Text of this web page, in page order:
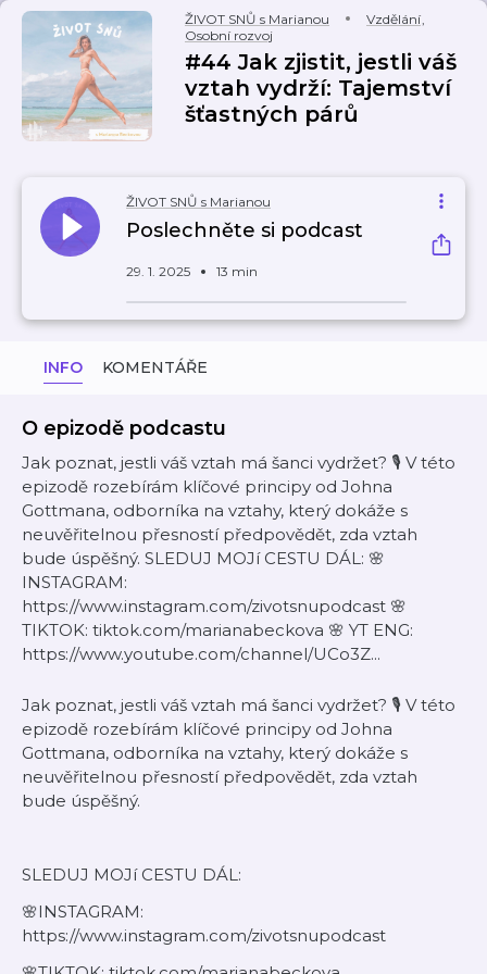
ŽIVOT SNŮ s Marianou Vzdělání,
Osobní rozvoj
#44 Jak zjistit, jestli váš
vztah vydrží: Tajemství
šťastných párů
ŽIVOT SNŮ s Marianou
Poslechněte si podcast
29. 1. 2025 13 min
INFO KOMENTÁŘE
O epizodě podcastu
Jak poznat, jestli váš vztah má šanci vydržet? 🎙️ V této
epizodě rozebírám klíčové principy od Johna
Gottmana, odborníka na vztahy, který dokáže s
neuvěřitelnou přesností předpovědět, zda vztah
bude úspěšný. SLEDUJ MOJí CESTU DÁL: 🌸
INSTAGRAM:
https://www.instagram.com/zivotsnupodcast 🌸
TIKTOK: tiktok.com/marianabeckova 🌸 YT ENG:
https://www.youtube.com/channel/UCo3Z...
Jak poznat, jestli váš vztah má šanci vydržet? 🎙️ V této
epizodě rozebírám klíčové principy od Johna
Gottmana, odborníka na vztahy, který dokáže s
neuvěřitelnou přesností předpovědět, zda vztah
bude úspěšný.
SLEDUJ MOJí CESTU DÁL:
🌸INSTAGRAM:
https://www.instagram.com/zivotsnupodcast